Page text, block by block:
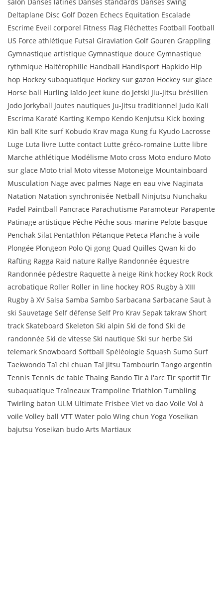
Deltaplane Disc Golf Dozen Echecs Equitation Escalade
Escrime Eveil corporel Fitness Flag Fléchettes Football Football
US Force athlétique Futsal Giraviation Golf Gouren Grappling
Gymnastique artistique Gymnastique douce Gymnastique
rythmique Haltérophilie Handball Handisport Hapkido Hip
hop Hockey subaquatique Hockey sur gazon Hockey sur glace
Horse ball Hurling Iaïdo Jeet kune do Jetski Jiu-Jitsu brésilien
Jodo Jorkyball Joutes nautiques Ju-Jitsu traditionnel Judo Kali
Escrima Karaté Karting Kempo Kendo Kenjutsu Kick boxing
Kin ball Kite surf Kobudo Krav maga Kung fu Kyudo Lacrosse
Luge Luta livre Lutte contact Lutte gréco-romaine Lutte libre
Marche athlétique Modélisme Moto cross Moto enduro Moto
sur glace Moto trial Moto vitesse Motoneige Mountainboard
Musculation Nage avec palmes Nage en eau vive Naginata
Natation Natation synchronisée Netball Ninjutsu Nunchaku
Padel Paintball Pancrace Parachutisme Paramoteur Parapente
Patinage artistique Pêche Pêche sous-marine Pelote basque
Penchak Silat Pentathlon Pétanque Peteca Planche à voile
Plongée Plongeon Polo Qi gong Quad Quilles Qwan ki do
Rafting Ragga Raid nature Rallye Randonnée équestre
Randonnée pédestre Raquette à neige Rink hockey Rock Rock
acrobatique Roller Roller in line hockey ROS Rugby à XIII
Rugby à XV Salsa Samba Sambo Sarbacana Sarbacane Saut à
ski Sauvetage Self défense Self Pro Krav Sepak takraw Short
track Skateboard Skeleton Ski alpin Ski de fond Ski de
randonnée Ski de vitesse Ski nautique Ski sur herbe Ski
telemark Snowboard Softball Spéléologie Squash Sumo Surf
Taekwondo Taï chi chuan Taï jitsu Tambourin Tango argentin
Tennis Tennis de table Thaing Bando Tir à l'arc Tir sportif Tir
subaquatique Traîneaux Trampoline Triathlon Tumbling
Twirling baton ULM Ultimate Frisbee Viet vo dao Voile Vol à
voile Volley ball VTT Water polo Wing chun Yoga Yoseikan
bajutsu Yoseikan budo Arts Martiaux